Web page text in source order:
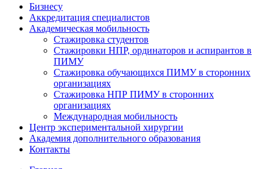
Бизнесу
Аккредитация специалистов
Академическая мобильность
Стажировка студентов
Стажировки НПР, ординаторов и аспирантов в
ПИМУ
Стажировка обучающихся ПИМУ в сторонних
организациях
Стажировка НПР ПИМУ в сторонних
организациях
Международная мобильность
Центр экспериментальной хирургии
Академия дополнительного образования
Контакты